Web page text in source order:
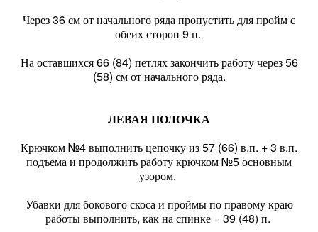
Через 36 см от начального ряда пропустить для пройм с
обеих сторон 9 п.
На оставшихся 66 (84) петлях закончить работу через 56
(58) см от начального ряда.
ЛЕВАЯ ПОЛОЧКА
Крючком №4 выполнить цепочку из 57 (66) в.п. + 3 в.п.
подъема и продолжить работу крючком №5 основным
узором.
Убавки для бокового скоса и проймы по правому краю
работы выполнить, как на спинке = 39 (48) п.